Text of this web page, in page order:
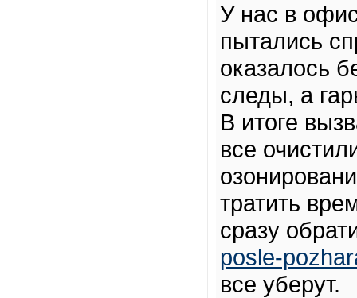
У нас в
пытались
оказалось
следы, а
В итоге
все
тратить
сразу
posle-
все уберут.